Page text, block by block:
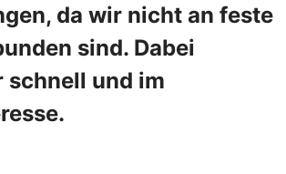
da wir nicht an feste
sind. Dabei
schnell und im